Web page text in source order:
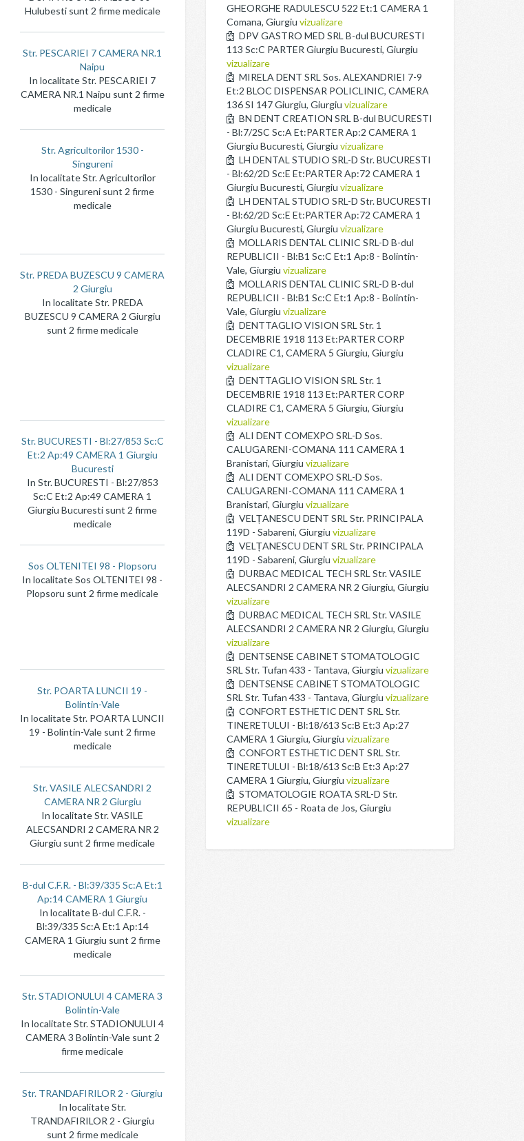
Hulubesti sunt 2 firme medicale
Str. PESCARIEI 7 CAMERA NR.1
Naipu
In localitate Str. PESCARIEI 7
CAMERA NR.1 Naipu sunt 2 firme
medicale
Str. Agricultorilor 1530 -
Singureni
In localitate Str. Agricultorilor
1530 - Singureni sunt 2 firme
medicale
Str. PREDA BUZESCU 9 CAMERA
2 Giurgiu
In localitate Str. PREDA
BUZESCU 9 CAMERA 2 Giurgiu
sunt 2 firme medicale
Str. BUCURESTI - Bl:27/853 Sc:C
Et:2 Ap:49 CAMERA 1 Giurgiu
Bucuresti
In Str. BUCURESTI - Bl:27/853
Sc:C Et:2 Ap:49 CAMERA 1
Giurgiu Bucuresti sunt 2 firme
medicale
Sos OLTENITEI 98 - Plopsoru
In localitate Sos OLTENITEI 98 -
Plopsoru sunt 2 firme medicale
Str. POARTA LUNCII 19 -
Bolintin-Vale
In localitate Str. POARTA LUNCII
19 - Bolintin-Vale sunt 2 firme
medicale
Str. VASILE ALECSANDRI 2
CAMERA NR 2 Giurgiu
In localitate Str. VASILE
ALECSANDRI 2 CAMERA NR 2
Giurgiu sunt 2 firme medicale
B-dul C.F.R. - Bl:39/335 Sc:A Et:1
Ap:14 CAMERA 1 Giurgiu
In localitate B-dul C.F.R. -
Bl:39/335 Sc:A Et:1 Ap:14
CAMERA 1 Giurgiu sunt 2 firme
medicale
Str. STADIONULUI 4 CAMERA 3
Bolintin-Vale
In localitate Str. STADIONULUI 4
CAMERA 3 Bolintin-Vale sunt 2
firme medicale
Str. TRANDAFIRILOR 2 - Giurgiu
In localitate Str.
TRANDAFIRILOR 2 - Giurgiu
sunt 2 firme medicale
GHEORGHE RADULESCU 522 Et:1 CAMERA 1
Comana, Giurgiu vizualizare
DPV GASTRO MED SRL B-dul BUCURESTI
113 Sc:C PARTER Giurgiu Bucuresti, Giurgiu
vizualizare
MIRELA DENT SRL Sos. ALEXANDRIEI 7-9
Et:2 BLOC DISPENSAR POLICLINIC, CAMERA
136 SI 147 Giurgiu, Giurgiu vizualizare
BN DENT CREATION SRL B-dul BUCURESTI
- Bl:7/2SC Sc:A Et:PARTER Ap:2 CAMERA 1
Giurgiu Bucuresti, Giurgiu vizualizare
LH DENTAL STUDIO SRL-D Str. BUCURESTI
- Bl:62/2D Sc:E Et:PARTER Ap:72 CAMERA 1
Giurgiu Bucuresti, Giurgiu vizualizare
LH DENTAL STUDIO SRL-D Str. BUCURESTI
- Bl:62/2D Sc:E Et:PARTER Ap:72 CAMERA 1
Giurgiu Bucuresti, Giurgiu vizualizare
MOLLARIS DENTAL CLINIC SRL-D B-dul
REPUBLICII - Bl:B1 Sc:C Et:1 Ap:8 - Bolintin-
Vale, Giurgiu vizualizare
MOLLARIS DENTAL CLINIC SRL-D B-dul
REPUBLICII - Bl:B1 Sc:C Et:1 Ap:8 - Bolintin-
Vale, Giurgiu vizualizare
DENTTAGLIO VISION SRL Str. 1
DECEMBRIE 1918 113 Et:PARTER CORP
CLADIRE C1, CAMERA 5 Giurgiu, Giurgiu
vizualizare
DENTTAGLIO VISION SRL Str. 1
DECEMBRIE 1918 113 Et:PARTER CORP
CLADIRE C1, CAMERA 5 Giurgiu, Giurgiu
vizualizare
ALI DENT COMEXPO SRL-D Sos.
CALUGARENI-COMANA 111 CAMERA 1
Branistari, Giurgiu vizualizare
ALI DENT COMEXPO SRL-D Sos.
CALUGARENI-COMANA 111 CAMERA 1
Branistari, Giurgiu vizualizare
VELȚANESCU DENT SRL Str. PRINCIPALA
119D - Sabareni, Giurgiu vizualizare
VELȚANESCU DENT SRL Str. PRINCIPALA
119D - Sabareni, Giurgiu vizualizare
DURBAC MEDICAL TECH SRL Str. VASILE
ALECSANDRI 2 CAMERA NR 2 Giurgiu, Giurgiu
vizualizare
DURBAC MEDICAL TECH SRL Str. VASILE
ALECSANDRI 2 CAMERA NR 2 Giurgiu, Giurgiu
vizualizare
DENTSENSE CABINET STOMATOLOGIC
SRL Str. Tufan 433 - Tantava, Giurgiu vizualizare
DENTSENSE CABINET STOMATOLOGIC
SRL Str. Tufan 433 - Tantava, Giurgiu vizualizare
CONFORT ESTHETIC DENT SRL Str.
TINERETULUI - Bl:18/613 Sc:B Et:3 Ap:27
CAMERA 1 Giurgiu, Giurgiu vizualizare
CONFORT ESTHETIC DENT SRL Str.
TINERETULUI - Bl:18/613 Sc:B Et:3 Ap:27
CAMERA 1 Giurgiu, Giurgiu vizualizare
STOMATOLOGIE ROATA SRL-D Str.
REPUBLICII 65 - Roata de Jos, Giurgiu
vizualizare